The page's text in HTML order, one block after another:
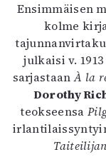
Ensimmäisen
kolme
julkaisi v.
sarjastaanÀ la
Dorothy
teokseensa